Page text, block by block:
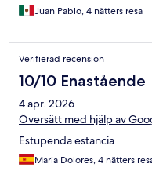
Juan Pablo, 4 nätters resa
Verifierad recension
10/10 Enastående
4 apr. 2026
Översätt med hjälp av
Estupenda estancia
Maria Dolores, 4 nätters